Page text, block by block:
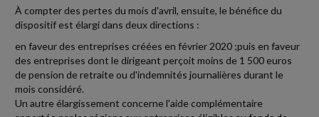
À compter des pertes du mois d'avril, ensuite, le bénéfice du
dispositif est élargi dans deux directions :
en faveur des entreprises créées en février 2020 ;puis en faveur
des entreprises dont le dirigeant perçoit moins de 1 500 euros
de pension de retraite ou d'indemnités journalières durant le
mois considéré.
Un autre élargissement concerne l'aide complémentaire